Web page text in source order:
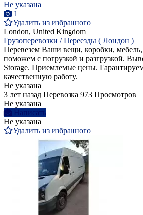
Не указана
1
Удалить из избранного
London, United Kingdom
Грузоперевозки / Переезды ( Лондон )
Перевезем Ваши вещи, коробки,
поможем с погрузкой и разгрузкой.
Storage. Приемлемые цены.
качественную работу.
Не указана
3 лет назад Перевозка 973 Просмотров
Не указана
Написать
Не указана
Удалить из избранного